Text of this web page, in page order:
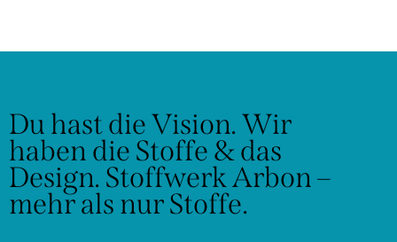
Du hast die Vision.Wir
haben die Stoffe & das
Design. Stoffwerk Arbon –
mehr als nur Stoffe.